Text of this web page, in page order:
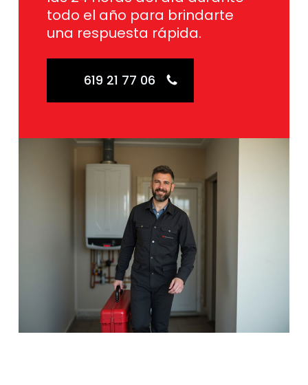
todo el año para brindarte
una respuesta rápida.
619 21 77 06